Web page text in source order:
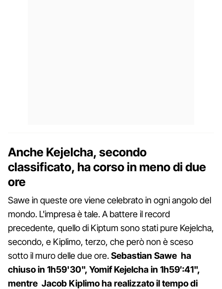
Anche Kejelcha, secondo
classificato, ha corso in meno di due
ore
Sawe in queste ore viene celebrato in ogni angolo del
mondo. L'impresa è tale. A battere il record
precedente, quello di Kiptum sono stati pure Kejelcha,
secondo, e Kiplimo, terzo, che però non è sceso
sotto il muro delle due ore.Sebastian Sawe ha
chiuso in 1h59'30", Yomif Kejelcha in 1h59′:41",
mentre Jacob Kiplimo ha realizzato il tempo di